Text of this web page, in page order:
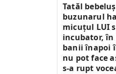
Tatăl
buzunarul
micuțul LUI
incubator,
banii înapoi
nu pot face
s-a rupt